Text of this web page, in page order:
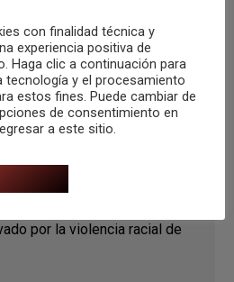
odio
por la violencia racial de
con finalidad técnica y
experiencia positiva de
Haga clic a continuación para
tecnología y el procesamiento
estos fines. Puede cambiar de
de consentimiento en
a este sitio.